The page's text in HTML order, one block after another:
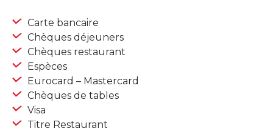
Carte bancaire
Chèques déjeuners
Chèques restaurant
Espèces
Eurocard – Mastercard
Chèques de tables
Visa
Titre Restaurant